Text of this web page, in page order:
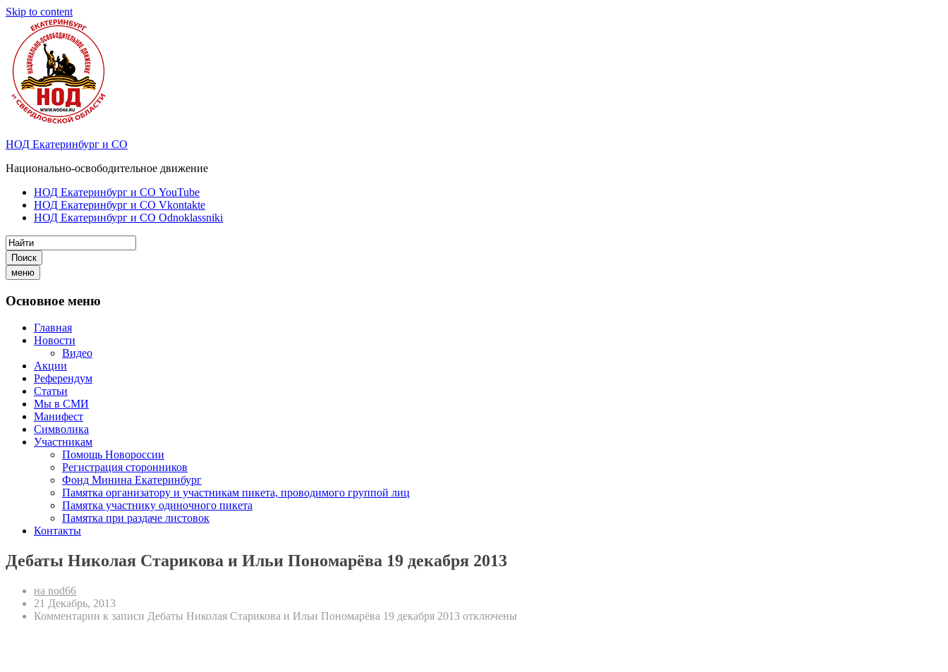
Skip to content
НОД Екатеринбург и СО
Национально-освободительное движение
НОД Екатеринбург и СО YouTube
НОД Екатеринбург и СО Vkontakte
НОД Екатеринбург и СО Odnoklassniki
Поиск
меню
Основное меню
Главная
Новости
Видео
Акции
Референдум
Статьи
Мы в СМИ
Манифест
Символика
Участникам
Помощь Новороссии
Регистрация сторонников
Фонд Минина Екатеринбург
Памятка организатору и участникам пикета, проводимого группой лиц
Памятка участнику одиночного пикета
Памятка при раздаче листовок
Контакты
Дебаты Николая Старикова и Ильи Пономарёва 19 декабря 2013
на nod66
21 Декабрь, 2013
Комментарии к записи Дебаты Николая Старикова и Ильи Пономарёва 19 декабря 2013 отключены